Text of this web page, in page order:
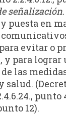
señalización
puesta en
evitar o
y para lograr
las
12).